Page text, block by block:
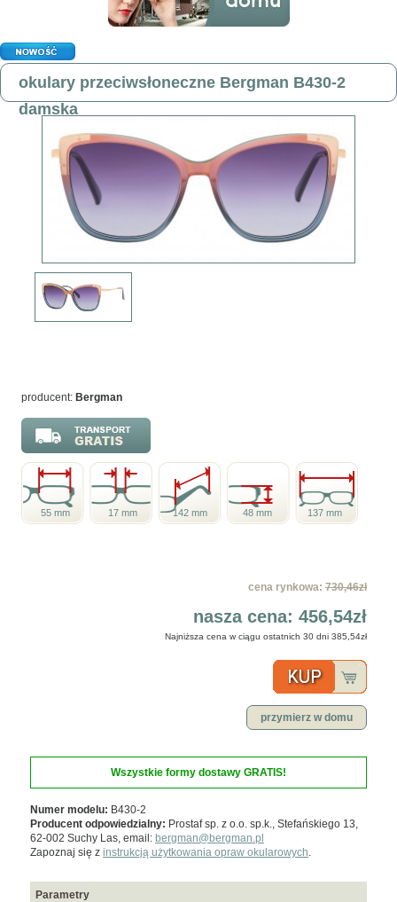
okulary przeciwsłoneczne Bergman B430-2
damska
producent: Bergman
55 mm 17 mm 142 mm 48 mm 137 mm
cena rynkowa: 730,46zł
nasza cena: 456,54zł
Najniższa cena w ciągu ostatnich 30 dni 385,54zł
przymierz w domu
Wszystkie formy dostawy GRATIS!
Numer modelu: B430-2
Producent odpowiedzialny: Prostaf sp. z o.o. sp.k., Stefańskiego 13,
62-002 Suchy Las, email: bergman@bergman.pl
Zapoznaj się z instrukcją użytkowania opraw okularowych
Parametry